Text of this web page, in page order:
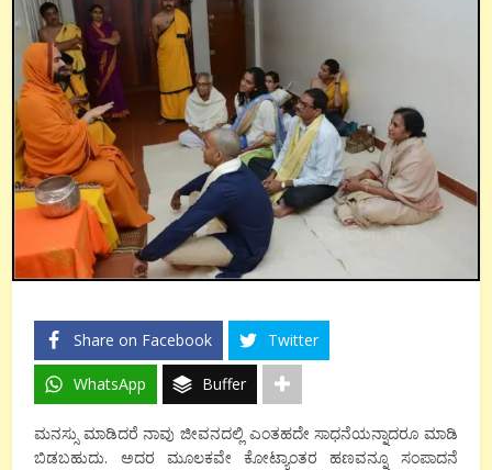
Share on Facebook Twitter
WhatsApp Buffer
ಮನಸ್ಸು ಮಾಡಿದರೆ ನಾವು ಜೀವನದಲ್ಲಿ ಎಂತಹದೇ ಸಾಧನೆಯನ್ನಾದರೂ ಮಾಡಿ
ಬಿಡಬಹುದು. ಅದರ ಮೂಲಕವೇ ಕೋಟ್ಯಾಂತರ ಹಣವನ್ನೂ ಸಂಪಾದನೆ